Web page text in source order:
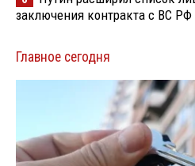
заключения контракта с ВС РФ
Главное сегодня